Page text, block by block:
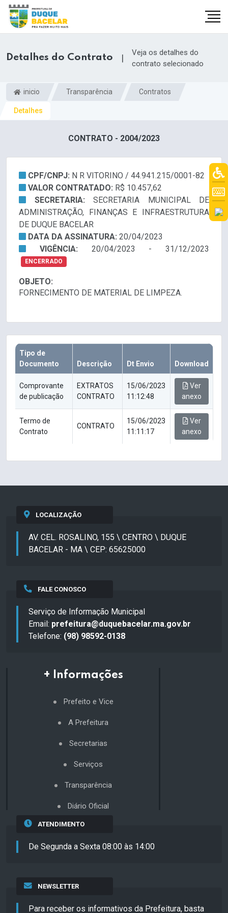
Detalhes do Contrato |
Veja os detalhes do
contrato selecionado
inicio Transparência Contratos
Detalhes
CONTRATO - 2004/2023
CPF/CNPJ: N R VITORINO / 44.941.215/0001-82
VALOR CONTRATADO: R$ 10.457,62
SECRETARIA: SECRETARIA MUNICIPAL DE
ADMINISTRAÇÃO, FINANÇAS E INFRAESTRUTURA
DE DUQUE BACELAR
DATA DA ASSINATURA: 20/04/2023
VIGÊNCIA: 20/04/2023 - 31/12/2023
ENCERRADO
OBJETO:
FORNECIMENTO DE MATERIAL DE LIMPEZA.
Tipo de
Documento
Descrição Dt Envio Download
Comprovante
de publicação
EXTRATOS
CONTRATO
15/06/2023
11:12:48
Ver
anexo
Termo de
Contrato
CONTRATO
15/06/2023
11:11:17
Ver
anexo
LOCALIZAÇÃO
AV. CEL. ROSALINO, 155 \ CENTRO \ DUQUE
BACELAR - MA \ CEP: 65625000
FALE CONOSCO
Serviço de Informação Municipal
Email: prefeitura@duquebacelar.ma.gov.br
Telefone: (98) 98592-0138
+ Informações
Prefeito e Vice
A Prefeitura
Secretarias
Serviços
Transparência
Diário Oficial
ATENDIMENTO
De Segunda a Sexta 08:00 às 14:00
NEWSLETTER
Para receber os informativos da Prefeitura, basta